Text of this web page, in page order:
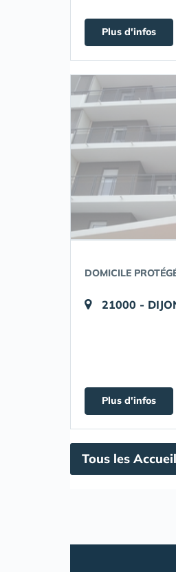
Plus d'infos
DOMICILE
21000 -
Plus d'infos
Tous les